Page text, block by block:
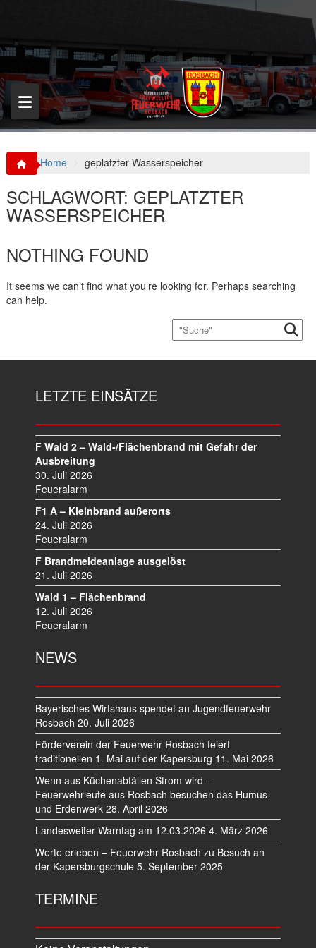
p
o
c
o
n
t
Home geplatzter Wasserspeicher
SCHLAGWORT: GEPLATZTER
WASSERSPEICHER
NOTHING FOUND
It seems we can’t find what you’re looking for. Perhaps searching
can help.
LETZTE EINSÄTZE
F Wald 2 – Wald-/Flächenbrand mit Gefahr der
Ausbreitung
30. Juli 2026
Feueralarm
F1 A – Kleinbrand außerorts
24. Juli 2026
Feueralarm
F Brandmeldeanlage ausgelöst
21. Juli 2026
Wald 1 – Flächenbrand
12. Juli 2026
Feueralarm
NEWS
Bayerisches Wirtshaus spendet an Jugendfeuerwehr
Rosbach 20. Juli 2026
Förderverein der Feuerwehr Rosbach feiert
traditionellen 1. Mai auf der Kapersburg 11. Mai 2026
Wenn aus Küchenabfällen Strom wird –
Feuerwehrleute aus Rosbach besuchen das Humus-
und Erdenwerk 28. April 2026
Landesweiter Warntag am 12.03.2026 4. März 2026
Werte erleben – Feuerwehr Rosbach zu Besuch an
der Kapersburgschule 5. September 2025
TERMINE